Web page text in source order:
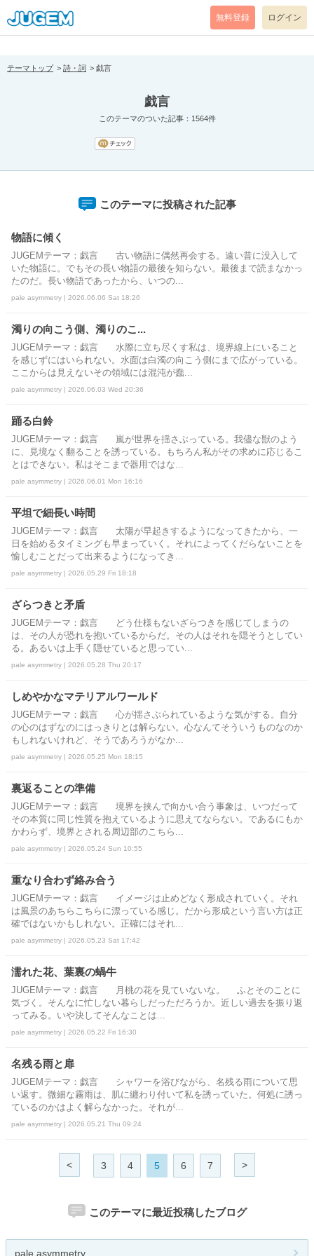
[pear_error: message="Success" code=0 mode=return level=notice
prefix="" info=""]
無料登録 ログイン
テーマトップ 詩・詞 戯言
戯言
このテーマのついた記事：1564件
このテーマに投稿された記事
物語に傾く
JUGEMテーマ：戯言 古い物語に偶然再会する。遠い昔に没入して
いた物語に。でもその長い物語の最後を知らない。最後まで読まなかっ
たのだ。長い物語であったから、いつの...
pale asymmetry | 2026.06.06 Sat 18:26
濁りの向こう側、濁りのこ...
JUGEMテーマ：戯言 水際に立ち尽くす私は、境界線上にいること
を感じずにはいられない。水面は白濁の向こう側にまで広がっている。
ここからは見えないその領域には混沌が蠢...
pale asymmetry | 2026.06.03 Wed 20:36
踊る白鈴
JUGEMテーマ：戯言 嵐が世界を揺さぶっている。我儘な獣のよう
に、見境なく翻ることを誘っている。もちろん私がその求めに応じるこ
とはできない。私はそこまで器用ではな...
pale asymmetry | 2026.06.01 Mon 16:16
平坦で細長い時間
JUGEMテーマ：戯言 太陽が早起きするようになってきたから、一
日を始めるタイミングも早まっていく。それによってくだらないことを
愉しむことだって出来るようになってき...
pale asymmetry | 2026.05.29 Fri 18:18
ざらつきと矛盾
JUGEMテーマ：戯言 どう仕様もないざらつきを感じてしまうの
は、その人が恐れを抱いているからだ。その人はそれを隠そうとしてい
る。あるいは上手く隠せていると思ってい...
pale asymmetry | 2026.05.28 Thu 20:17
しめやかなマテリアルワールド
JUGEMテーマ：戯言 心が揺さぶられているような気がする。自分
の心のはずなのにはっきりとは解らない。心なんてそういうものなのか
もしれないけれど、そうであろうがなか...
pale asymmetry | 2026.05.25 Mon 18:15
裏返ることの準備
JUGEMテーマ：戯言 境界を挟んで向かい合う事象は、いつだって
その本質に同じ性質を抱えているように思えてならない。であるにもか
かわらず、境界とされる周辺部のこちら...
pale asymmetry | 2026.05.24 Sun 10:55
重なり合わず絡み合う
JUGEMテーマ：戯言 イメージは止めどなく形成されていく。それ
は風景のあちらこちらに漂っている感じ。だから形成という言い方は正
確ではないかもしれない。正確にはそれ...
pale asymmetry | 2026.05.23 Sat 17:42
濡れた花、葉裏の蝸牛
JUGEMテーマ：戯言 月桃の花を見ていないな。 ふとそのことに
気づく。そんなに忙しない暮らしだっただろうか。近しい過去を振り返
ってみる。いや決してそんなことは...
pale asymmetry | 2026.05.22 Fri 16:30
名残る雨と扉
JUGEMテーマ：戯言 シャワーを浴びながら、名残る雨について思
い返す。微細な霧雨は、肌に纏わり付いて私を誘っていた。何処に誘っ
ているのかはよく解らなかった。それが...
pale asymmetry | 2026.05.21 Thu 09:24
< 3 4 5 6 7 >
このテーマに最近投稿したブログ
pale asymmetry